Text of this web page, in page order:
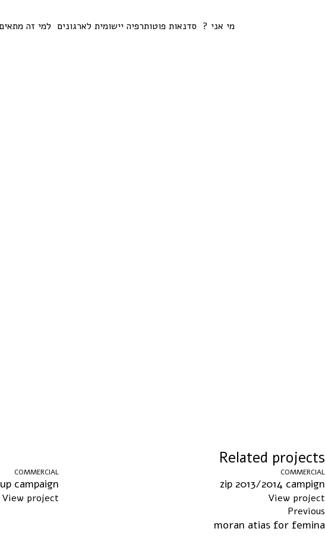
מי אני ? סדנאות פוטותרפיה יישומית לארגונים למי זה
Related projects
COMMERCIAL
zip 2013/2014 campign
View project
COMMERCIAL
campaign
View project
Previous
moran atias for femina